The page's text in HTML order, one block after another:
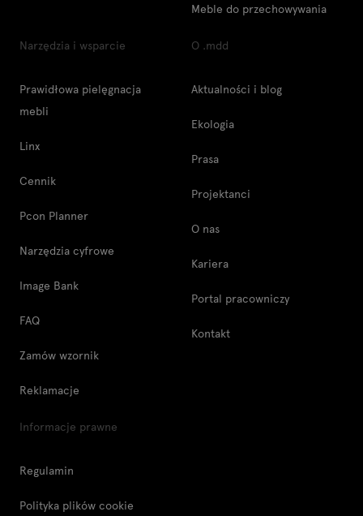
Meble do przechowywania
Narzędzia i wsparcie
Prawidłowa pielęgnacja
mebli
Linx
Cennik
Pcon Planner
Narzędzia cyfrowe
Image Bank
FAQ
Zamów wzornik
Reklamacje
O .mdd
Aktualności i blog
Ekologia
Prasa
Projektanci
O nas
Kariera
Portal pracowniczy
Kontakt
Informacje prawne
Regulamin
Polityka plików cookie